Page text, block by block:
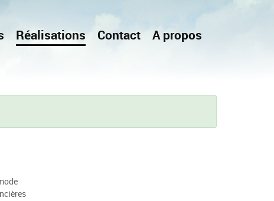
Réalisations Contact A propos